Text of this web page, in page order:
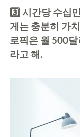
3️⃣ 시간당 수십
게는 충분히 가
로픽은 월 500달
라고 해.